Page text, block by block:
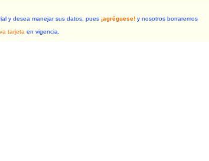
y desea manejar sus datos, pues ¡agréguese! y nosotros borraremos
tarjeta en vigencia.